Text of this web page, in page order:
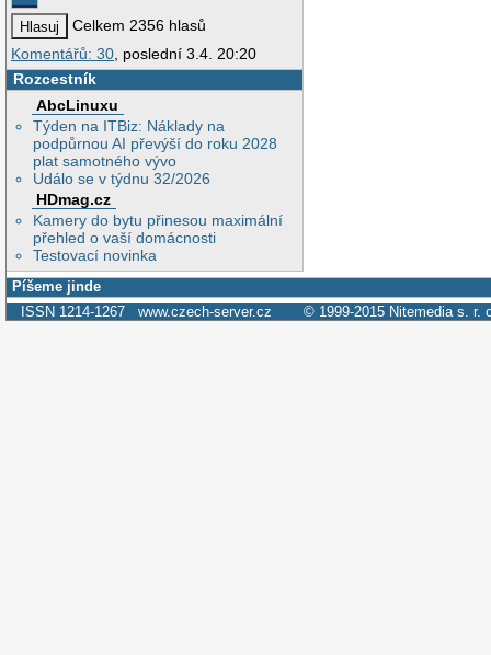
Celkem 2356 hlasů
Komentářů: 30 , poslední 3.4. 20:20
Rozcestník
AbcLinuxu
Týden na ITBiz: Náklady na
podpůrnou AI převýší do roku 2028
plat samotného vývo
Událo se v týdnu 32/2026
HDmag.cz
Kamery do bytu přinesou maximální
přehled o vaší domácnosti
Testovací novinka
Píšeme jinde
ISSN 1214-1267 www.czech-server.cz © 1999-2015 Nitemedia s. r.